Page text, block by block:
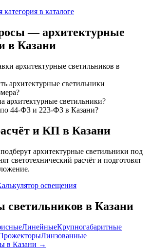
категория в каталоге
—архитектурные
в Казани
архитектурные светильников в
архитектурные светильники
архитектурные светильники?
44-ФЗ и 223-ФЗ в Казани?
и КП в Казани
архитектурные светильники под
светотехнический расчёт и подготовят
освещения
светильников в Казани
ЛинейныеКрупногабаритные
Линзованные
в Казани →